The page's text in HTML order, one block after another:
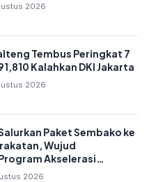
2026
Tembus Peringkat 7
Kalahkan DKI Jakarta
2026
Paket Sembako ke
Wujud
Akselerasi
2026